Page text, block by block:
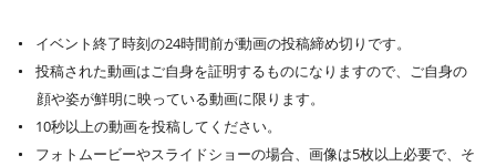
イベント終了時刻の24時間前が動画の投稿締め切りです。
投稿された動画はご自身を証明するものになりますので、ご自身の
顔や姿が鮮明に映っている動画に限ります。
10秒以上の動画を投稿してください。
フォトムービーやスライドショーの場合、画像は5枚以上必要で、そ